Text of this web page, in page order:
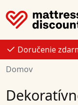
Doručenie
Domov